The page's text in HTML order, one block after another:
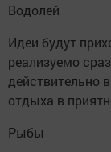
Водолей
Идеи будут
реализуемо
действительно
отдыха в
Рыбы